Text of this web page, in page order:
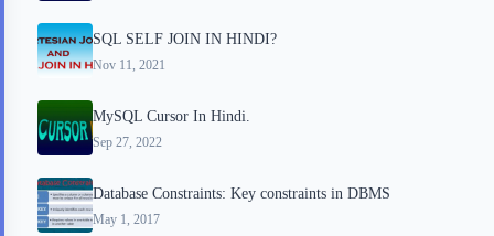
SQL SELF JOIN IN HINDI?
Nov 11, 2021
MySQL Cursor In Hindi.
Sep 27, 2022
Database Constraints: Key constraints in DBMS
May 1, 2017